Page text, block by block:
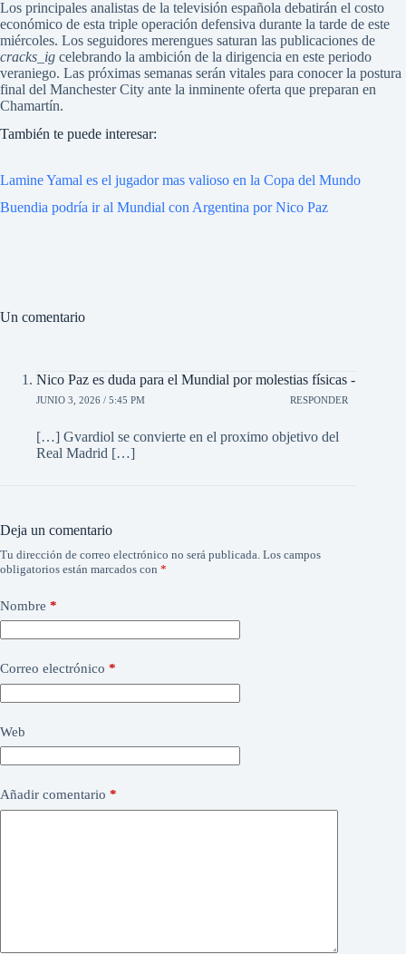
Los principales analistas de la televisión española debatirán el costo
económico de esta triple operación defensiva durante la tarde de este
miércoles. Los seguidores merengues saturan las publicaciones de
cracks_ig celebrando la ambición de la dirigencia en este periodo
veraniego. Las próximas semanas serán vitales para conocer la postura
final del Manchester City ante la inminente oferta que preparan en
Chamartín.
También te puede interesar:
Lamine Yamal es el jugador mas valioso en la Copa del Mundo
Buendia podría ir al Mundial con Argentina por Nico Paz
Un comentario
Nico Paz es duda para el Mundial por molestias físicas -
JUNIO 3, 2026 / 5:45 PM RESPONDER
[…] Gvardiol se convierte en el proximo objetivo del
Real Madrid […]
Deja un comentario
Tu dirección de correo electrónico no será publicada. Los campos
obligatorios están marcados con *
Nombre *
Correo electrónico *
Web
Añadir comentario *